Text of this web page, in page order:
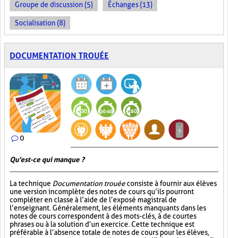
Groupe de discussion (5) Échanges (13)
Socialisation (8)
DOCUMENTATION TROUÉE
0
Qu'est-ce qui manque ?
La technique Documentation trouéeconsiste à fournir aux élèves
une version incomplète des notes de cours qu’ils pourront
compléter en classe à l’aide de l’exposé magistral de
l’enseignant. Généralement, les éléments manquants dans les
notes de cours correspondent à des mots-clés, à de courtes
phrases ou à la solution d’un exercice. Cette technique est
préférable à l’absence totale de notes de cours pour les élèves,